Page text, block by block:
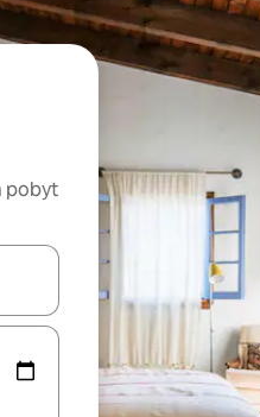
pobyt
po nich za pomocą klawiszy